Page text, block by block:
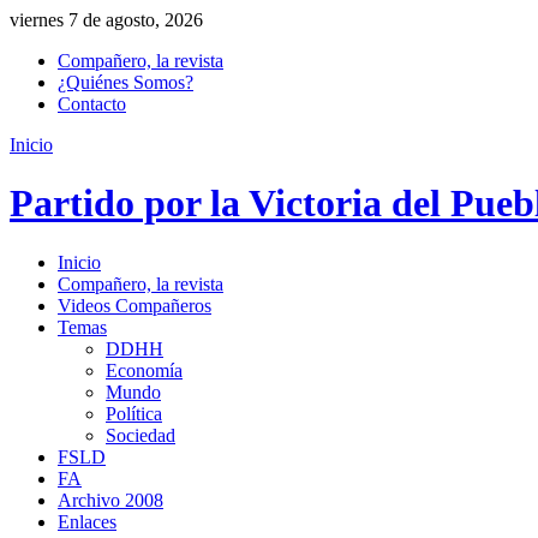
viernes 7 de agosto, 2026
Compañero, la revista
¿Quiénes Somos?
Contacto
Inicio
Partido por la Victoria del
Inicio
Compañero, la revista
Videos Compañeros
Temas
DDHH
Economía
Mundo
Política
Sociedad
FSLD
FA
Archivo 2008
Enlaces